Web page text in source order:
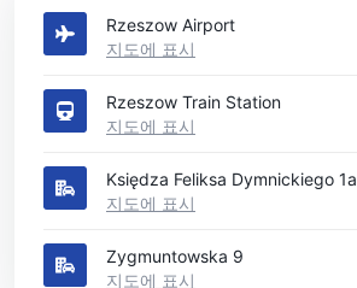
Rzeszow Airport
지도에 표시
Rzeszow Train Station
지도에 표시
Księdza Feliksa Dymnickiego 1a
지도에 표시
Zygmuntowska 9
지도에 표시